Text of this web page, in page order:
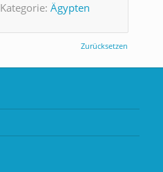
Zurücksetzen
Kategorie: Ägypten